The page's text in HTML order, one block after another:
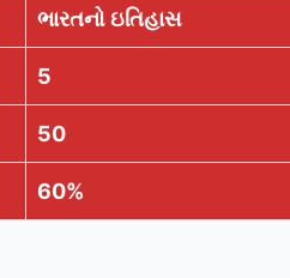
ભારતનો ઇતિહાસ
5
50
60%